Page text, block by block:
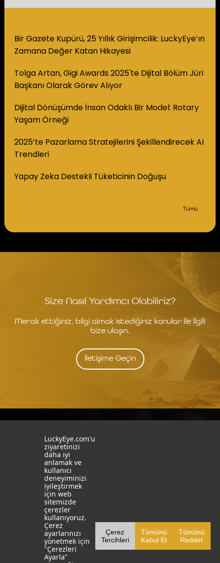
Bir Gazete Kupürü, 25 Yıllık Girişimcilik: LuckyEye’ın
Zamana Değer Katan Hikayesi
Tolga Artan, Gigi Awards 2025'te Dijital Bölüm Jüri
Başkanı Olarak Görev Alıyor
Dijital Dönüşümde İnsan Odaklı Bir Model: Rotary
Yaşam Örneği
2025’te Pazarlama Stratejilerini Şekillendirecek AI
Trendleri
Yapay Zeka Destekli Tüketicinin Doğuşu
Tümü
Size Nasıl Yardımcı Olabiliriz?
Merak ettiğiniz, bilgi almak istediğiniz konular ile ilgili
bize ulaşın.
İletişime Geçin
19 Mayıs Mah. Turaboğlu Sok.
Hamdiye Yazgan İş Merkezi
Kozyatağı, Kadıköy, İstanbul
T: +90 216 355 03 19
Sosyal Medya
LuckyEye AI LAB
MarketingTR
LuckyEye.com'u
ziyaretinizi
daha iyi
anlamak ve
kullanıcı
deneyiminizi
iyileştirmek
için web
sitemizde
çerezler
kullanıyoruz.
Çerez
ayarlarınızı
yönetmek için
"Çerezleri
Ayarla"
Çerez
Tercihleri
Tümünü
Kabul Et
Tümünü
Reddet